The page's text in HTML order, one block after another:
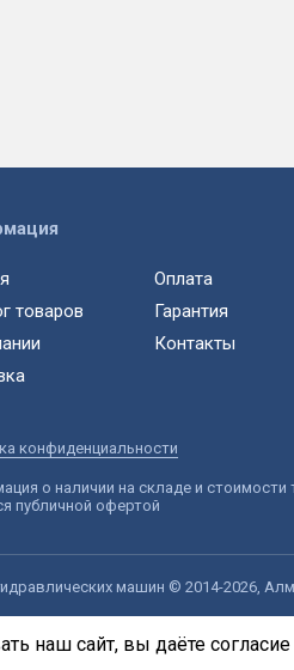
товаров
Оплата
Гарантия
Контакты
конфиденциальности
о наличии на складе и
публичной офертой
машин © 2014-2026,
наш сайт, вы даёте